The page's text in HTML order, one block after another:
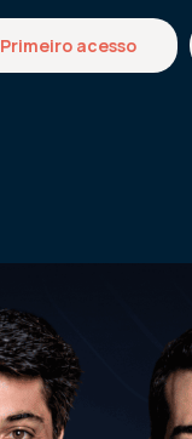
Primeiro acesso